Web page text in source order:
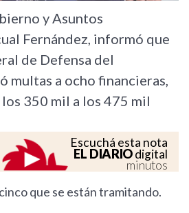
y Asuntos
Fernández, informó que
de Defensa del
multas a ocho financieras,
los 350 mil a los 475 mil
Escuchá esta nota
EL DIARIOdigital
minutos
que se están tramitando.